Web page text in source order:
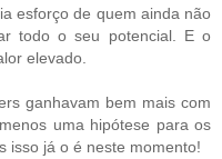
esforço de quem ainda não
todo o seu potencial. E o
elevado.
ganhavam bem mais com
uma hipótese para os
isso já o é neste momento!